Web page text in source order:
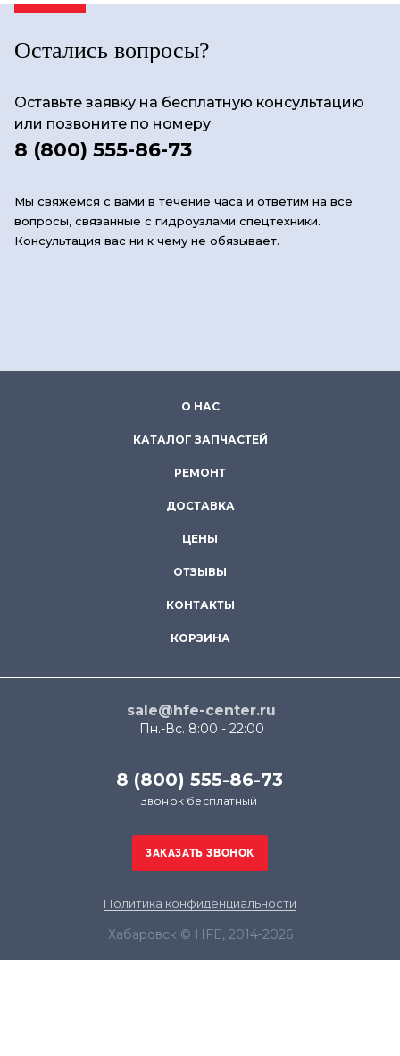
Остались вопросы?
Оставьте заявку на бесплатную консультацию
или позвоните по номеру
8 (800) 555-86-73
Мы свяжемся с вами в течение часа и ответим на все
вопросы, связанные с гидроузлами спецтехники.
Консультация вас ни к чему не обязывает.
О НАС
КАТАЛОГ ЗАПЧАСТЕЙ
РЕМОНТ
ДОСТАВКА
ЦЕНЫ
ОТЗЫВЫ
КОНТАКТЫ
КОРЗИНА
sale@hfe-center.ru
Пн.-Вс. 8:00 - 22:00
8 (800) 555-86-73
Звонок бесплатный
Политика конфиденциальности
Хабаровск © HFE, 2014-2026